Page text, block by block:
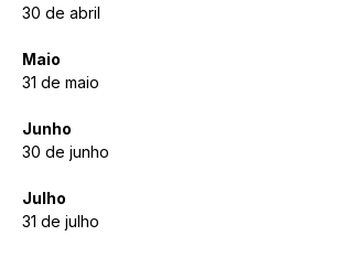
30 de abril
Maio
31 de maio
Junho
30 de junho
Julho
31 de julho